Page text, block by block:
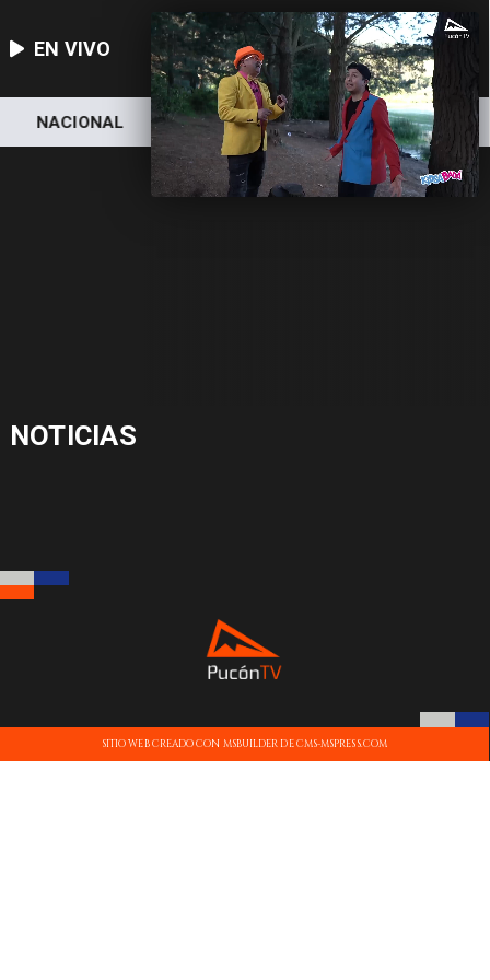
EN VIVO
NACIONAL DEPORTES ECONOMÍA
NOTICIAS
SITIO WEB CREADO CON MSBUILDER DE CMS-MSPRESS.COM